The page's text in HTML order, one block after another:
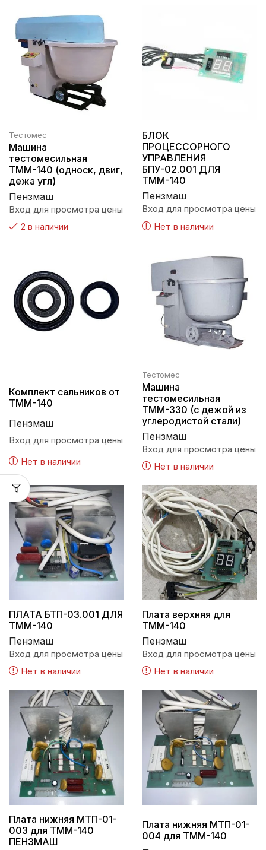
Тестомес
Машина
тестомесильная
ТММ-140 (односк, двиг,
дежа угл)
Пензмаш
Вход для просмотра цены
2 в наличии
БЛОК
ПРОЦЕССОРНОГО
УПРАВЛЕНИЯ
БПУ-02.001 ДЛЯ
ТММ-140
Пензмаш
Вход для просмотра цены
Нет в наличии
Комплект сальников от
ТММ-140
Пензмаш
Вход для просмотра цены
Нет в наличии
Тестомес
Машина
тестомесильная
ТММ-330 (с дежой из
углеродистой стали)
Пензмаш
Вход для просмотра цены
Нет в наличии
ПЛАТА БТП-03.001 ДЛЯ
ТММ-140
Пензмаш
Вход для просмотра цены
Нет в наличии
Плата верхняя для
ТММ-140
Пензмаш
Вход для просмотра цены
Нет в наличии
Плата нижняя МТП-01-
003 для ТММ-140
ПЕНЗМАШ
Плата нижняя МТП-01-
004 для ТММ-140